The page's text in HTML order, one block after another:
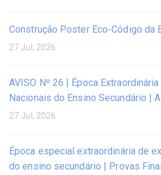
Construção Poster Eco-Código da
27 Jul, 2026
AVISO Nº 26 | Época
Nacionais do Ensino Secundário |
27 Jul, 2026
Época especial extraordinária de
do ensino secundário | Provas